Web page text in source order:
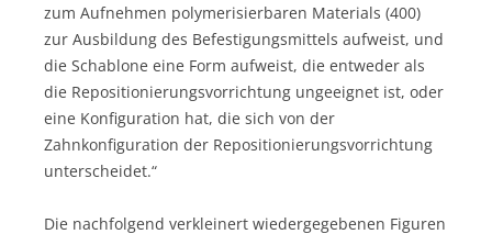
zum Aufnehmen polymerisierbaren Materials (400)
zur Ausbildung des Befestigungsmittels aufweist, und
die Schablone eine Form aufweist, die entweder als
die Repositionierungsvorrichtung ungeeignet ist, oder
eine Konfiguration hat, die sich von der
Zahnkonfiguration der Repositionierungsvorrichtung
unterscheidet.“
Die nachfolgend verkleinert wiedergegebenen Figuren